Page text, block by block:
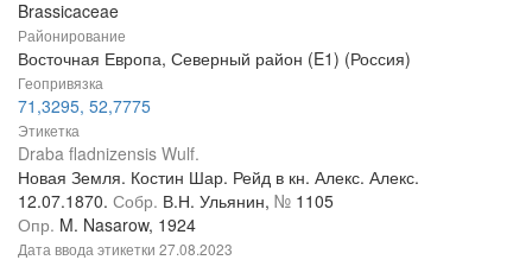
Brassicaceae
Районирование
Восточная Европа, Северный район (E1) (Россия)
Геопривязка
71,3295, 52,7775
Этикетка
Draba fladnizensis Wulf.
Новая Земля. Костин Шар. Рейд в кн. Алекс. Алекс.
12.07.1870. Собр. В.Н. Ульянин, № 1105
Опр. M. Nasarow, 1924
Дата ввода этикетки 27.08.2023